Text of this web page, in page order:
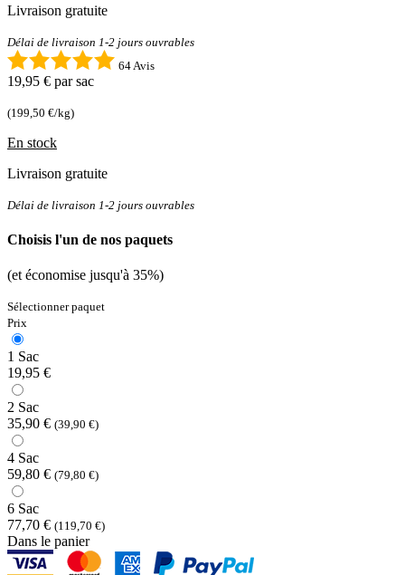
Livraison gratuite
Délai de livraison 1-2 jours ouvrables
64 Avis
19,95 € par sac
(199,50 €/kg)
En stock
Livraison gratuite
Délai de livraison 1-2 jours ouvrables
Choisis l'un de nos paquets
(et économise jusqu'à 35%)
Sélectionner paquet
Prix
1 Sac
19,95 €
2 Sac
35,90 € (39,90 €)
4 Sac
59,80 € (79,80 €)
6 Sac
77,70 € (119,70 €)
Dans le panier